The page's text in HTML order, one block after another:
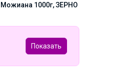
Можиана 1000г, ЗЕРНО
Показать